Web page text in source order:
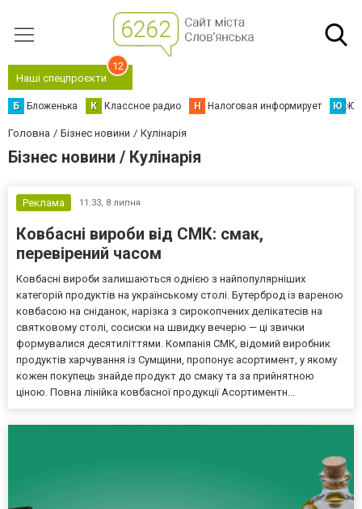
Наші спецпроєкти
12
Б Бложенька К Классное радио Н Налоговая информирует Ю
Головна Бізнес новини Кулінарія
Бізнес новини / Кулінарія
Реклама 11:33, 8 липня
Ковбасні вироби від СМК: смак,
перевірений часом
Ковбасні вироби залишаються однією з найпопулярніших
категорій продуктів на українському столі. Бутерброд із вареною
ковбасою на сніданок, нарізка з сирокопчених делікатесів на
святковому столі, сосиски на швидку вечерю — ці звички
формувалися десятиліттями. Компанія СМК, відомий виробник
продуктів харчування із Сумщини, пропонує асортимент, у якому
кожен покупець знайде продукт до смаку та за прийнятною
ціною. Повна лінійка ковбасної продукції Асортиментн...